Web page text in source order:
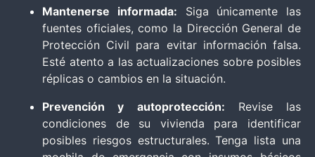
Mantenerse informada: Siga únicamente las
fuentes oficiales, como la Dirección General de
Protección Civil para evitar información falsa.
Esté atento a las actualizaciones sobre posibles
réplicas o cambios en la situación.
Prevención y autoprotección: Revise las
condiciones de su vivienda para identificar
posibles riesgos estructurales. Tenga lista una